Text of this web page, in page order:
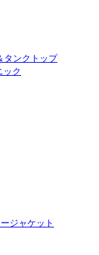
タンクトップ
ック
ジャケット